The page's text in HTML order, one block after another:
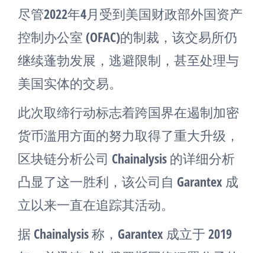
尽管2022年4月受到美国财政部外国资产
控制办公室 (OFAC)的制裁，该交易所仍
继续蓬勃发展，逃避限制，甚至处理与
美国实体的交易。
此次取缔行动标志着跨国界在遏制加密
货币滥用方面的努力取得了重大升级，
区块链分析公司 Chainalysis 的详细分析
凸显了这一胜利，该公司自 Garantex 成
立以来一直在追踪其活动。
据 Chainalysis 称，Garantex 成立于 2019